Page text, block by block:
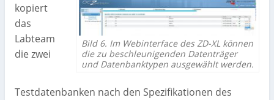
Bild 6. Im Webinterface des ZD-XL können
die zu beschleunigenden Datenträger
und Datenbanktypen ausgewählt werden.
kopiert
das
Labteam
die zwei
Testdatenbanken nach den Spezifikationen des